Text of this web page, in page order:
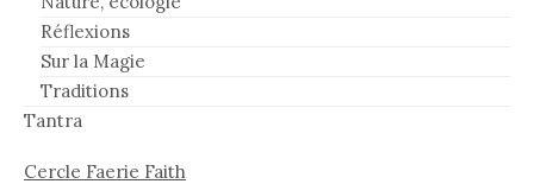
Réflexions
Sur la Magie
Traditions
Tantra
Cercle Faerie Faith